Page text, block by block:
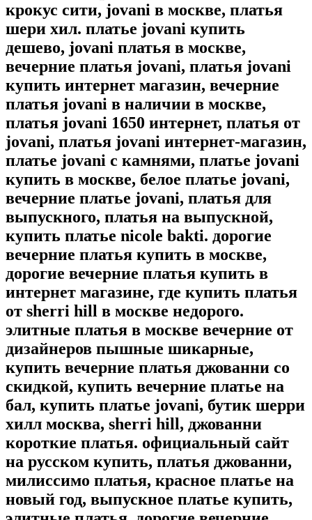
крокус сити, jovani в москве, платья
шери хил. платье jovani купить
дешево, jovani платья в москве,
вечерние платья jovani, платья jovani
купить интернет магазин, вечерние
платья jovani в наличии в москве,
платья jovani 1650 интернет, платья от
jovani, платья jovani интернет-магазин,
платье jovani с камнями, платье jovani
купить в москве, белое платье jovani,
вечерние платье jovani, платья для
выпускного, платья на выпускной,
купить платье nicole bakti. дорогие
вечерние платья купить в москве,
дорогие вечерние платья купить в
интернет магазине, где купить платья
от sherri hill в москве недорого.
элитные платья в москве вечерние от
дизайнеров пышные шикарные,
купить вечерние платья джованни со
скидкой, купить вечерние платье на
бал, купить платье jovani, бутик шерри
хилл москва, sherri hill, джованни
короткие платья. официальный сайт
на русском купить, платья джованни,
милиссимо платья, красное платье на
новый год, выпускное платье купить,